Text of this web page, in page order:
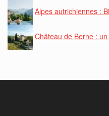
Alpes autrichiennes :
Château de Berne :